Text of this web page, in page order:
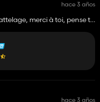
hace 3 años
merci à toi, pense tu
hace 3 años